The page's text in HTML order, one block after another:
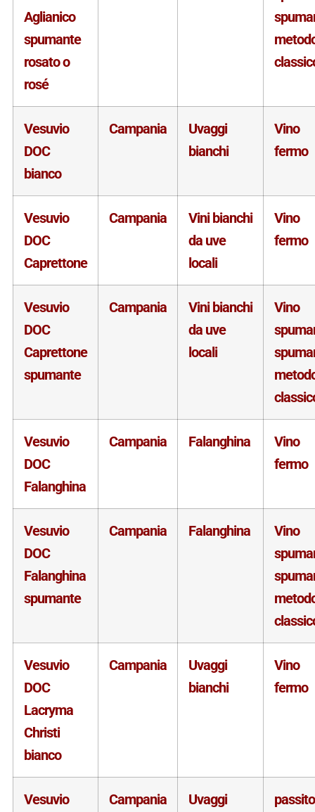
Aglianico
spumante
rosato o
rosé
Vesuvio
DOC
bianco
Campania
Uvaggi
bianchi
Vino
fermo
Vesuvio
DOC
Caprettone
Campania
Vini bianchi
da uve
locali
Vino
fermo
Vesuvio
DOC
Caprettone
spumante
Campania
Vini bianchi
da uve
locali
Vino
Vesuvio
DOC
Falanghina
Campania Falanghina
Vino
fermo
Vesuvio
DOC
Falanghina
spumante
Campania Falanghina
Vino
Vesuvio
DOC
Lacryma
Christi
bianco
Campania
Uvaggi
bianchi
Vino
fermo
Vesuvio
Campania
Uvaggi
passito